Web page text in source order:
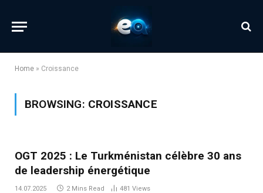
Home » Croissance
BROWSING: CROISSANCE
OGT 2025 : Le Turkménistan célèbre 30 ans
de leadership énergétique
14.07.2025 2 Mins Read 481 Views